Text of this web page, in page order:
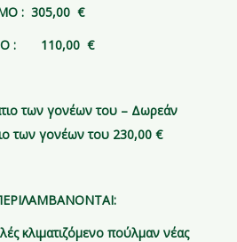
: 305,00 €
: 110,00 €
των γονέων του – Δωρεάν
των γονέων του 230,00 €
:
κλιματιζόμενο πούλμαν νέας